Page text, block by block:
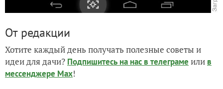
От редакции
Хотите каждый день получать полезные советы и
идеи для дачи? Подпишитесь на нас в телеграме или в
мессенджере Max!